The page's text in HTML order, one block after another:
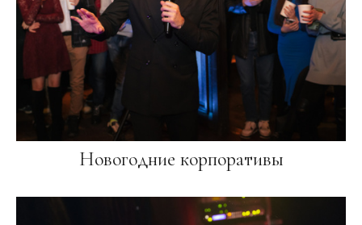
Новогодние корпоративы